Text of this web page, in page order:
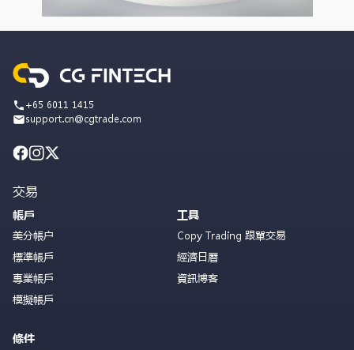
+65 6011 1415
support.cn@cgtrade.com
交易
帳戶
美分帳户
標準帳戶
專業帳戶
模擬帳戶
條件
工具
Copy Trading 跟單交易
經濟日曆
資訊博客